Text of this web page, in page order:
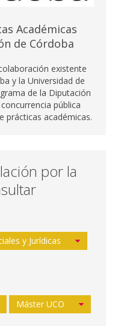
Académicas
de Córdoba
existente
y la Universidad de
de la Diputación
pública
prácticas académicas.
por la
y Jurídicas
Máster UCO